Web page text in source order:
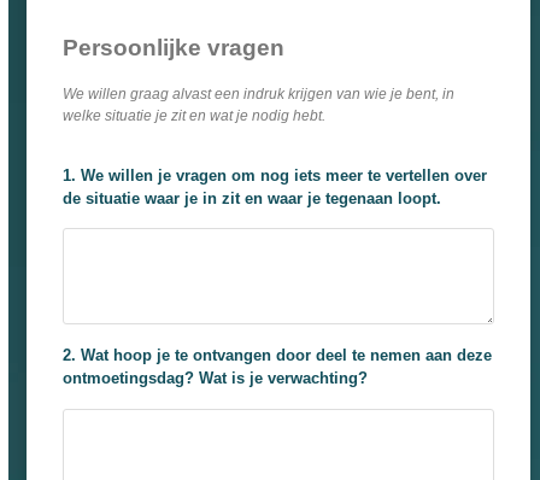
Persoonlijke vragen
We willen graag alvast een indruk krijgen van wie je bent, in
welke situatie je zit en wat je nodig hebt.
1. We willen je vragen om nog iets meer te vertellen over
de situatie waar je in zit en waar je tegenaan loopt.
2. Wat hoop je te ontvangen door deel te nemen aan deze
ontmoetingsdag? Wat is je verwachting?